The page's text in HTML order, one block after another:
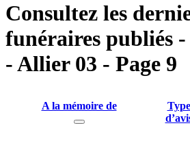
Consultez les
funéraires publiés
- Allier 03 - Page 9
A la mémoire de
Type